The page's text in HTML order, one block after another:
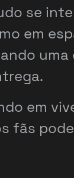
se
em
em